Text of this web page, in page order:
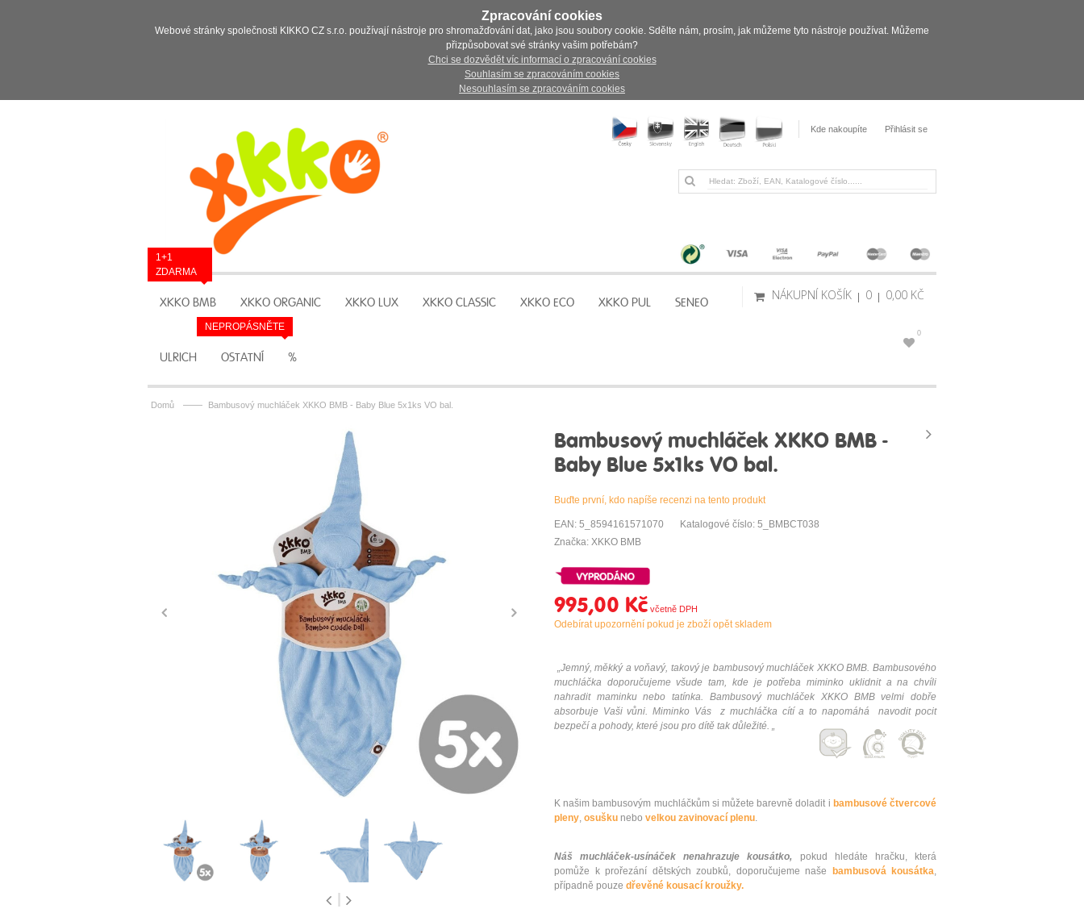
Zpracování cookies
Webové stránky společnosti KIKKO CZ s.r.o. používají nástroje pro shromažďování dat, jako jsou soubory cookie. Sdělte nám, prosím, jak můžeme tyto nástroje používat. Můžeme
přizpůsobovat své stránky vašim potřebám?
Chci se dozvědět víc informací o zpracování cookies
Souhlasím se zpracováním cookies
Nesouhlasím se zpracováním cookies
Kde nakoupíte Přihlásit se
XKKO BMB
1+1
ZDARMA
XKKO ORGANIC XKKO LUX XKKO CLASSIC XKKO ECO XKKO PUL SENEO
ULRICH OSTATNÍ %
NEPROPÁSNĚTE
NÁKUPNÍ KOŠÍK 0 0,00 KČ
0
Domů —— Bambusový muchláček XKKO BMB - Baby Blue 5x1ks VO bal.
Bambusový muchláček XKKO BMB -
Baby Blue 5x1ks VO bal.
Buďte první, kdo napíše recenzi na tento produkt
EAN: 5_8594161571070
Katalogové číslo: 5_BMBCT038
Značka: XKKO BMB
995,00 Kč
Odebírat upozornění pokud je zboží opět skladem
„Jemný, měkký a voňavý, takový je bambusový muchláček XKKO BMB. Bambusového
muchláčka doporučujeme všude tam, kde je potřeba miminko uklidnit a na chvíli
nahradit maminku nebo tatínka. Bambusový muchláček XKKO BMB velmi dobře
absorbuje Vaši vůni. Miminko Vás z muchláčka cítí a to napomáhá navodit pocit
bezpečí a pohody, které jsou pro dítě tak důležité. „
K našim bambusovým muchláčkům si můžete barevně doladit i bambusové čtvercové
pleny, osušku nebo velkou zavinovací plenu.
Náš muchláček-usínáček nenahrazuje kousátko, pokud hledáte hračku, která
pomůže k prořezání dětských zoubků, doporučujeme naše
bambusová kousátka,
případně pouze dřevěné kousací kroužky.